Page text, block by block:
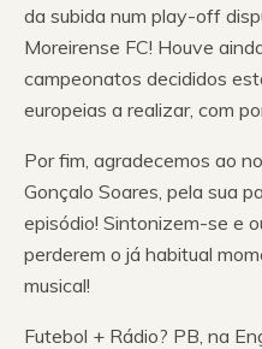
da subida num play-off
Moreirense FC! Houve
campeonatos decididos
europeias a realizar, com
Por fim, agradecemos ao
Gonçalo Soares, pela sua
episódio! Sintonizem-se e
perderem o já habitual
musical!
Futebol + Rádio? PB, na